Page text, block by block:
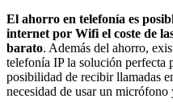
El ahorro en telefonía es
internet por Wifi el coste de
barato. Además del ahorro,
telefonía IP la solución perfecta
posibilidad de recibir llamadas
necesidad de usar un micrófono